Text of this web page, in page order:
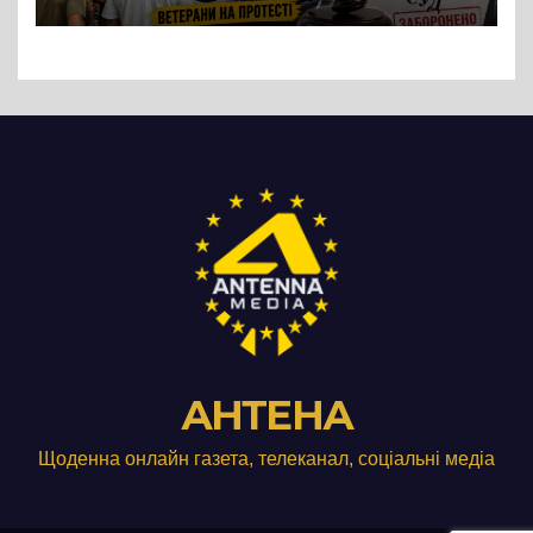
Три», що займається
АНТЕНА
Щоденна онлайн газета, телеканал, соціальні медіа